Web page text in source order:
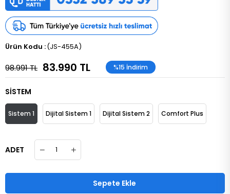
(JS-455A)
98.991 TL 83.990 TL %15 İndirim
SİSTEM
Sistem 1 Dijital Sistem 1 Dijital Sistem 2 Comfort Plus
ADET